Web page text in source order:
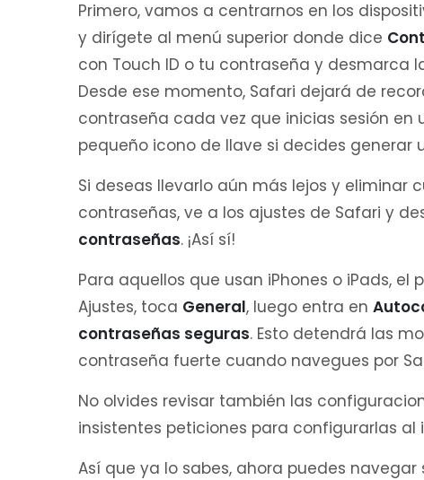
Primero, vamos a centrarnos en los
y dirígete al menú superior donde dice
con Touch ID o tu contraseña y desmarca
Desde ese momento, Safari dejará de
contraseña cada vez que inicias sesión en
pequeño icono de llave si decides
Si deseas llevarlo aún más lejos y eliminar
contraseñas, ve a los ajustes de Safari y
contraseñas. ¡Así sí!
Para aquellos que usan iPhones o iPads, el
Ajustes, toca General, luego entra en
contraseñas seguras. Esto detendrá las
contraseña fuerte cuando navegues por
No olvides revisar también las
insistentes peticiones para configurarlas al
Así que ya lo sabes, ahora puedes